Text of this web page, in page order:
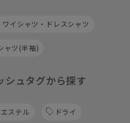
ワイシャツ・ドレスシャツ
ャツ(半袖)
シュタグから探す
ステル ドライ